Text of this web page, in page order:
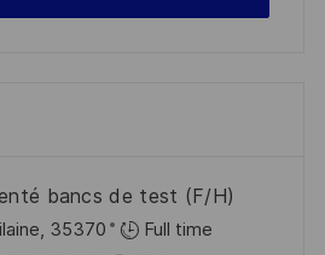
bancs de test (F/H)
35370
Full time